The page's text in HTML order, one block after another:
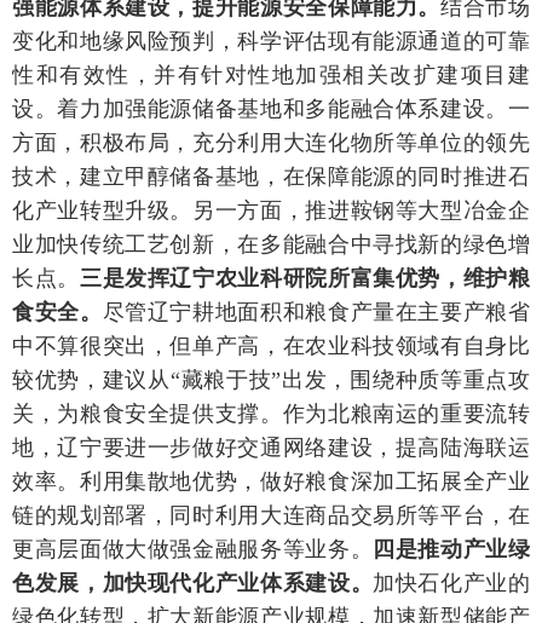
强能源体系建设，提升能源安全保障能力。结合市场
变化和地缘风险预判，科学评估现有能源通道的可靠
性和有效性，并有针对性地加强相关改扩建项目建
设。着力加强能源储备基地和多能融合体系建设。一
方面，积极布局，充分利用大连化物所等单位的领先
技术，建立甲醇储备基地，在保障能源的同时推进石
化产业转型升级。另一方面，推进鞍钢等大型冶金企
业加快传统工艺创新，在多能融合中寻找新的绿色增
长点。 三是发挥辽宁农业科研院所富集优势，维护粮
食安全。 尽管辽宁耕地面积和粮食产量在主要产粮省
中不算很突出，但单产高，在农业科技领域有自身比
较优势，建议从“藏粮于技”出发，围绕种质等重点攻
关，为粮食安全提供支撑。作为北粮南运的重要流转
地，辽宁要进一步做好交通网络建设，提高陆海联运
效率。利用集散地优势，做好粮食深加工拓展全产业
链的规划部署，同时利用大连商品交易所等平台，在
更高层面做大做强金融服务等业务。
四是推动产业绿
色发展，加快现代化产业体系建设。 加快石化产业的
绿色化转型，扩大新能源产业规模，加速新型储能产